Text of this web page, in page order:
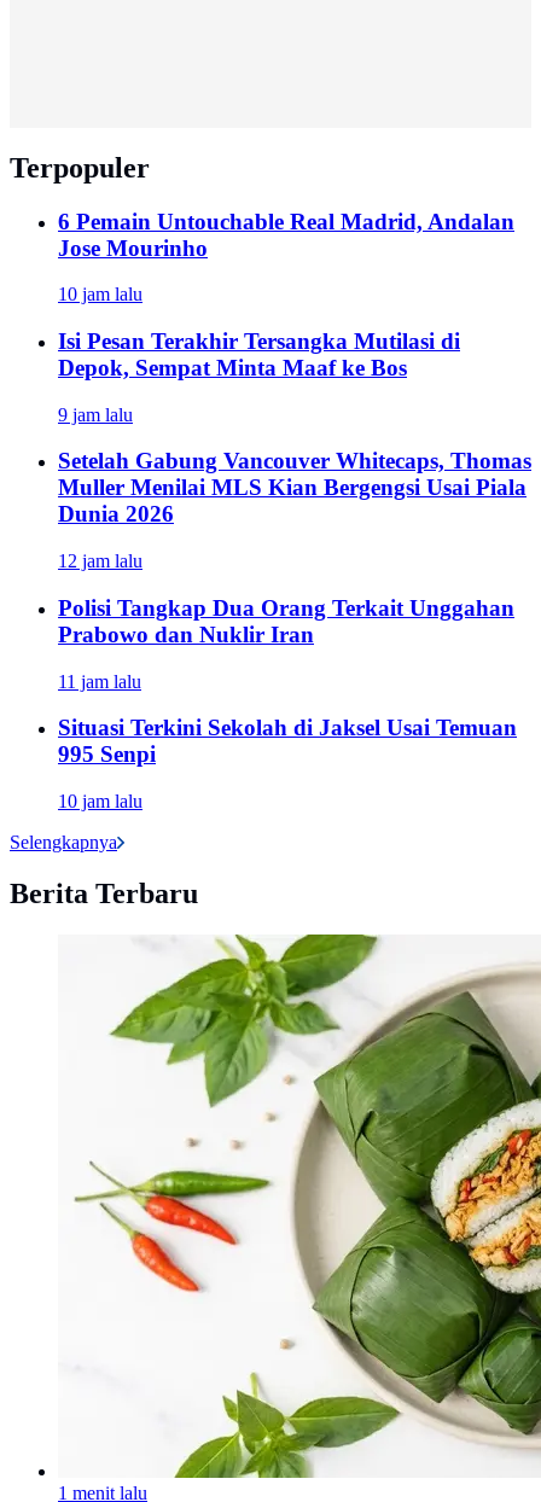
Terpopuler
6 Pemain Untouchable Real Madrid, Andalan
Jose Mourinho
10 jam lalu
Isi Pesan Terakhir Tersangka Mutilasi di
Depok, Sempat Minta Maaf ke Bos
9 jam lalu
Setelah Gabung Vancouver Whitecaps, Thomas
Muller Menilai MLS Kian Bergengsi Usai Piala
Dunia 2026
12 jam lalu
Polisi Tangkap Dua Orang Terkait Unggahan
Prabowo dan Nuklir Iran
11 jam lalu
Situasi Terkini Sekolah di Jaksel Usai Temuan
995 Senpi
10 jam lalu
Selengkapnya
Berita Terbaru
1 menit lalu